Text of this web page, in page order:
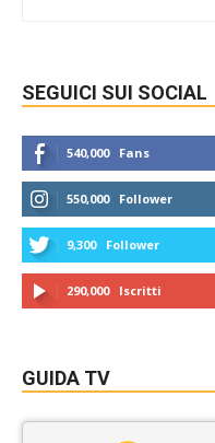
SEGUICI SUI SOCIAL
540,000 Fans
550,000 Follower
9,300 Follower
290,000 Iscritti
GUIDA TV